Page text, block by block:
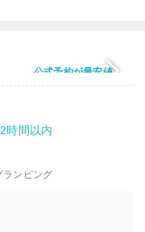
公式予約が最安値
時間以内
ンピング